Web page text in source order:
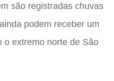
são registradas chuvas
podem receber um
o extremo norte de São